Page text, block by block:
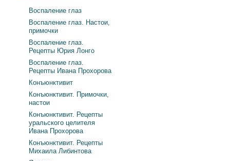
Воспаление глаз
Воспаление глаз. Настои,
примочки
Воспаление глаз.
Рецепты Юрия Лонго
Воспаление глаз.
Рецепты Ивана Прохорова
Конъюнктивит
Конъюнктивит. Примочки,
настои
Конъюнктивит. Рецепты
уральского целителя
Ивана Прохорова
Конъюнктивит. Рецепты
Михаила Либинтова